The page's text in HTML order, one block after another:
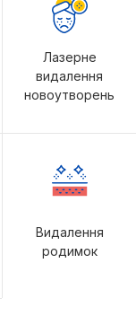
Лазерне
видалення
новоутворень
Видалення
родимок